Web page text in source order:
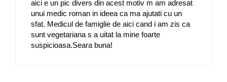
aici e un pic divers din acest motiv m am adresat
unui medic roman in ideea ca ma ajutati cu un
sfat. Medicul de famiglie de aici cand i am zis ca
sunt vegetariana s a uitat la mine foarte
suspicioasa.Seara buna!